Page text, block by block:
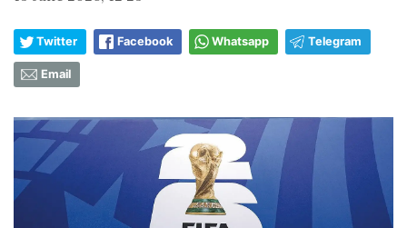
Twitter Facebook Whatsapp Telegram
Email